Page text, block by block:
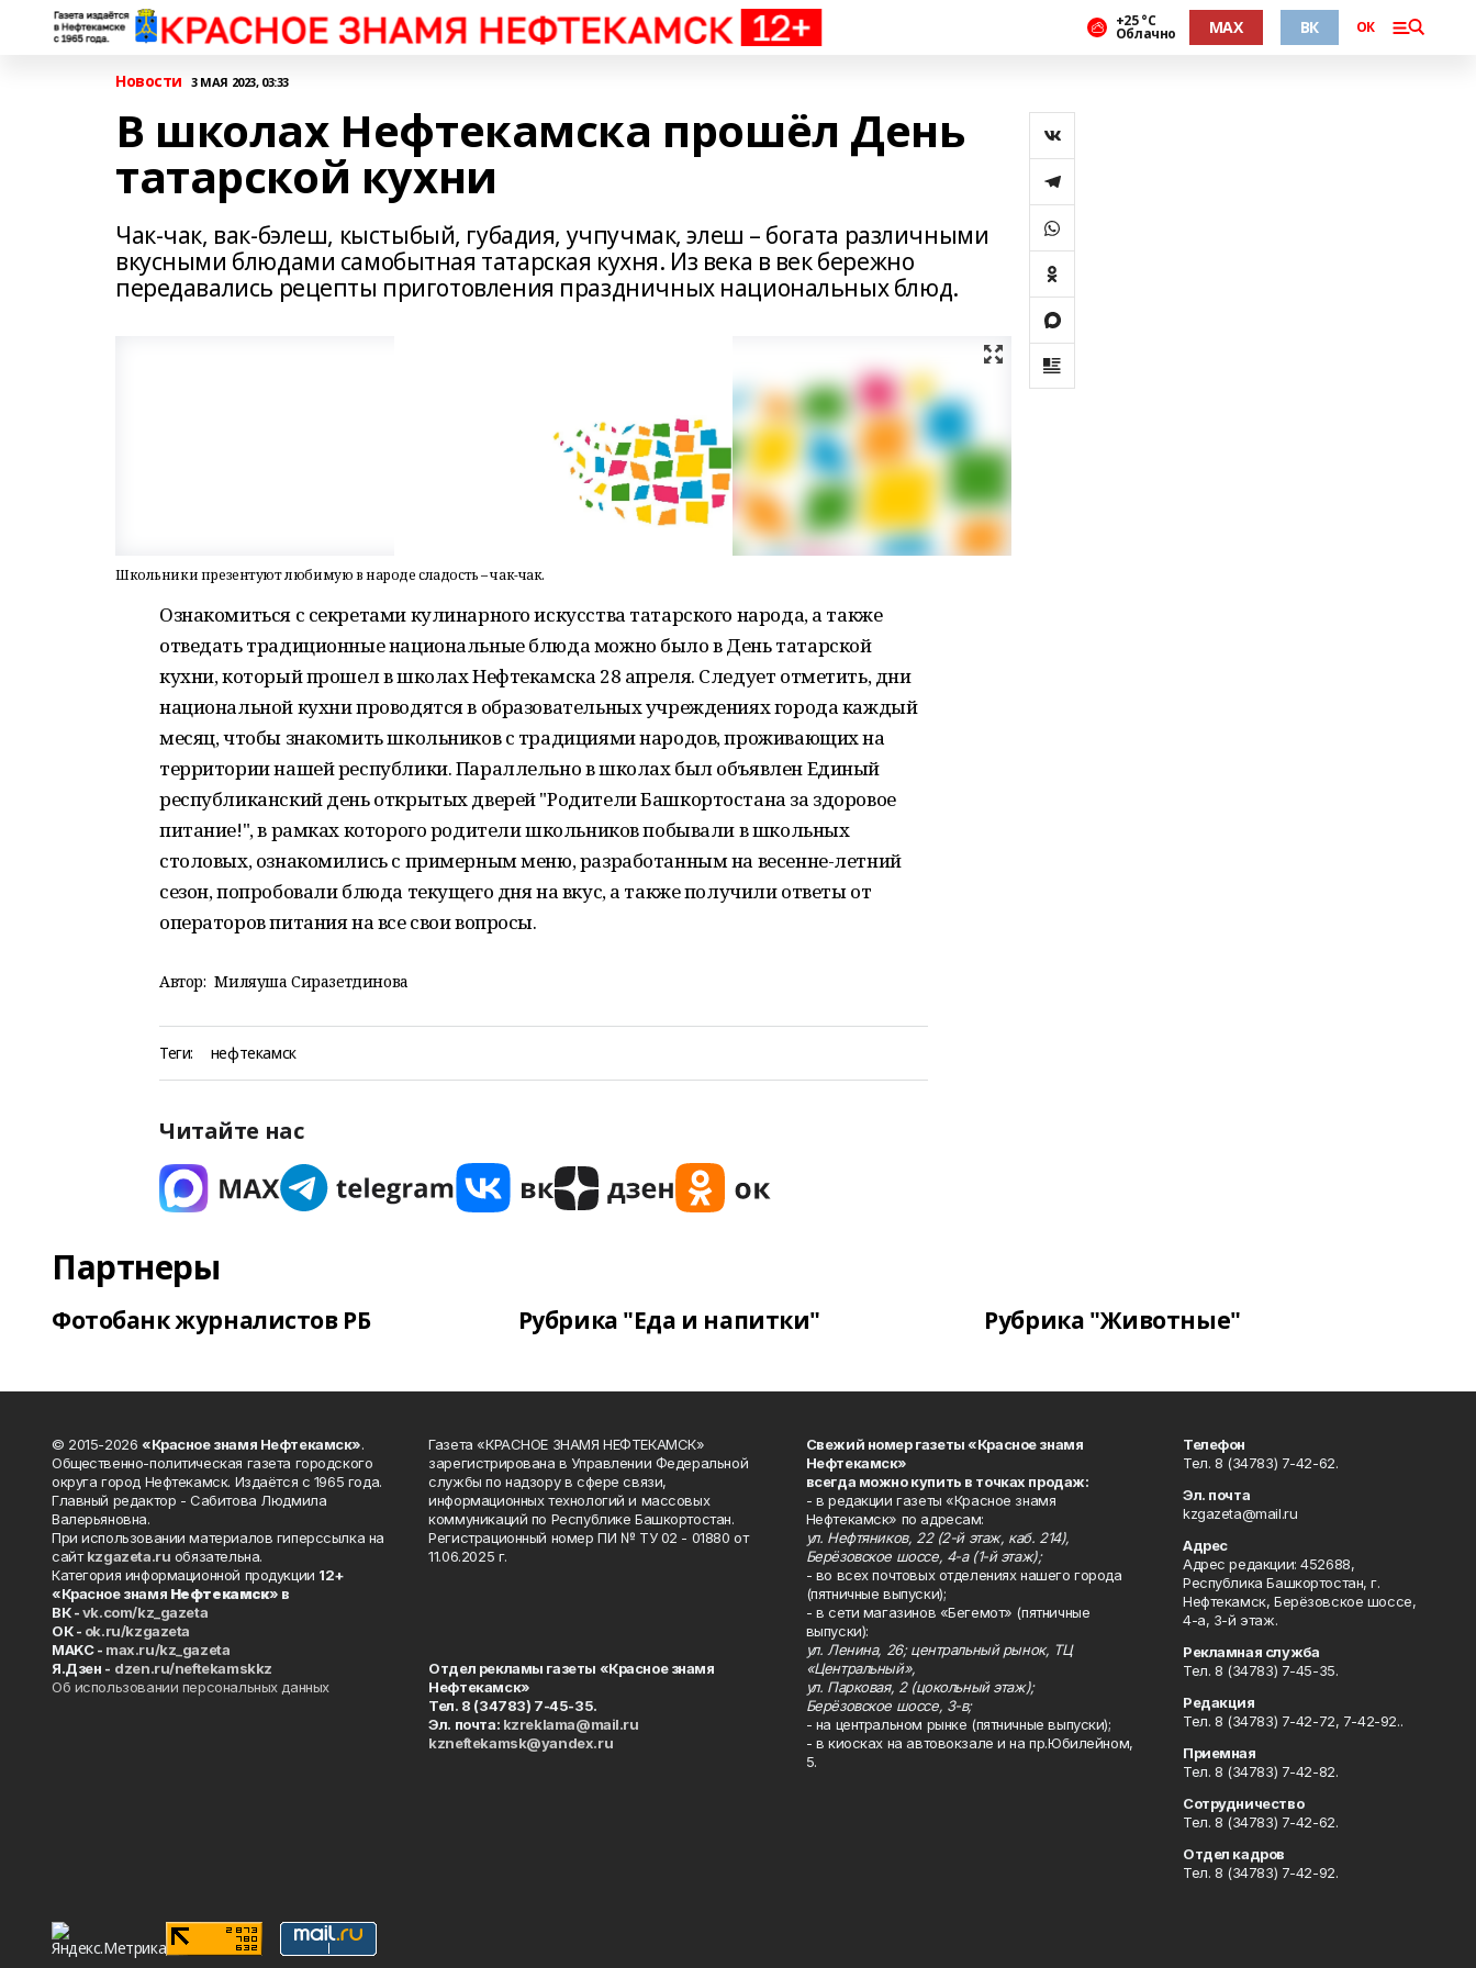
+25 °С
Облачно MAX ВК ОК
Новости 3 МАЯ 2023, 03:33
В школах Нефтекамска прошёл День
татарской кухни
Чак-чак, вак-бэлеш, кыстыбый, губадия, учпучмак, элеш – богата различными
вкусными блюдами самобытная татарская кухня. Из века в век бережно
передавались рецепты приготовления праздничных национальных блюд.
Школьники презентуют любимую в народе сладость – чак-чак.
Ознакомиться с секретами кулинарного искусства татарского народа, а также
отведать традиционные национальные блюда можно было в День татарской
кухни, который прошел в школах Нефтекамска 28 апреля. Следует отметить, дни
национальной кухни проводятся в образовательных учреждениях города каждый
месяц, чтобы знакомить школьников с традициями народов, проживающих на
территории нашей республики. Параллельно в школах был объявлен Единый
республиканский день открытых дверей "Родители Башкортостана за здоровое
питание!", в рамках которого родители школьников побывали в школьных
столовых, ознакомились с примерным меню, разработанным на весенне-летний
сезон, попробовали блюда текущего дня на вкус, а также получили ответы от
операторов питания на все свои вопросы.
Автор: Миляуша Сиразетдинова
Теги: нефтекамск
Читайте нас
Партнеры
Фотобанк журналистов РБ Рубрика "Еда и напитки" Рубрика "Животные"
© 2015-2026 «Красное знамя Нефтекамск».
Общественно-политическая газета городского
округа город Нефтекамск. Издаётся с 1965 года.
Главный редактор - Сабитова Людмила
Валерьяновна.
При использовании материалов гиперссылка на
сайтkzgazeta.ru обязательна.
Категория информационной продукции 12+
«Красное знамя Нефтекамск» в
ВК -vk.com/kz_gazeta
ОК - ok.ru/kzgazeta
MAKC - max.ru/kz_gazeta
Я.Дзен - dzen.ru/neftekamskkz
Об использовании персональных данных
Газета «КРАСНОЕ ЗНАМЯ НЕФТЕКАМСК»
зарегистрирована в Управлении Федеральной
службы по надзору в сфере связи,
информационных технологий и массовых
коммуникаций по Республике Башкортостан.
Регистрационный номер ПИ № ТУ 02 - 01880 от
11.06.2025 г.
Отдел рекламы газеты «Красное знамя
Нефтекамск»
Тел. 8 (34783) 7-45-35.
Эл. почта: kzreklama@mail.ru
kzneftekamsk@yandex.ru
Свежий номер газеты «Красное знамя
Нефтекамск»
всегда можно купить в точках продаж:
- в редакции газеты «Красное знамя
Нефтекамск» по адресам:
ул. Нефтяников, 22 (2-й этаж, каб. 214),
Берёзовское шоссе, 4-а (1-й этаж);
- во всех почтовых отделениях нашего города
(пятничные выпуски);
- в сети магазинов «Бегемот» (пятничные
выпуски):
ул. Ленина, 26; центральный рынок, ТЦ
«Центральный»,
ул. Парковая, 2 (цокольный этаж);
Берёзовское шоссе, 3-в;
- на центральном рынке (пятничные выпуски);
- в киосках на автовокзале и на пр.Юбилейном,
5.
Телефон
Тел. 8 (34783) 7-42-62.
Эл. почта
kzgazeta@mail.ru
Адрес
Адрес редакции: 452688,
Республика Башкортостан, г.
Нефтекамск, Берёзовское шоссе,
4-а, 3-й этаж.
Рекламная служба
Тел. 8 (34783) 7-45-35.
Редакция
Тел. 8 (34783) 7-42-72, 7-42-92..
Приемная
Тел. 8 (34783) 7-42-82.
Сотрудничество
Тел. 8 (34783) 7-42-62.
Отдел кадров
Тел. 8 (34783) 7-42-92.